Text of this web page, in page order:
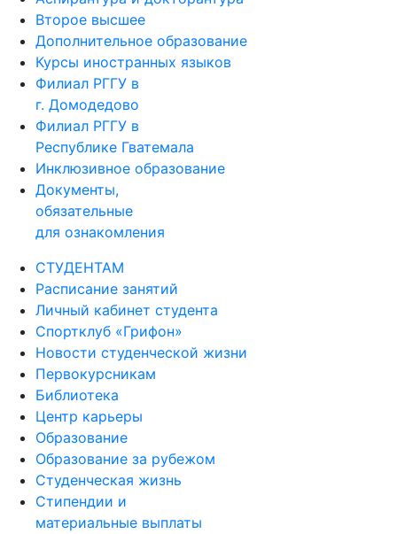
Аспирантура и докторантура
Второе высшее
Дополнительное образование
Курсы иностранных языков
Филиал РГГУ в
г. Домодедово
Филиал РГГУ в
Республике Гватемала
Инклюзивное образование
Документы,
обязательные
СТУДЕНТАМ
Расписание занятий
Личный кабинет студента
Спортклуб «Грифон»
Новости студенческой жизни
Первокурсникам
Библиотека
Центр карьеры
Образование
Образование за рубежом
Студенческая жизнь
Стипендии и